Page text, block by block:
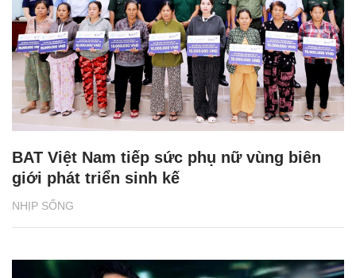
NHỊP SỐNG
BAT Việt Nam tiếp sức phụ nữ vùng biên
giới phát triển sinh kế